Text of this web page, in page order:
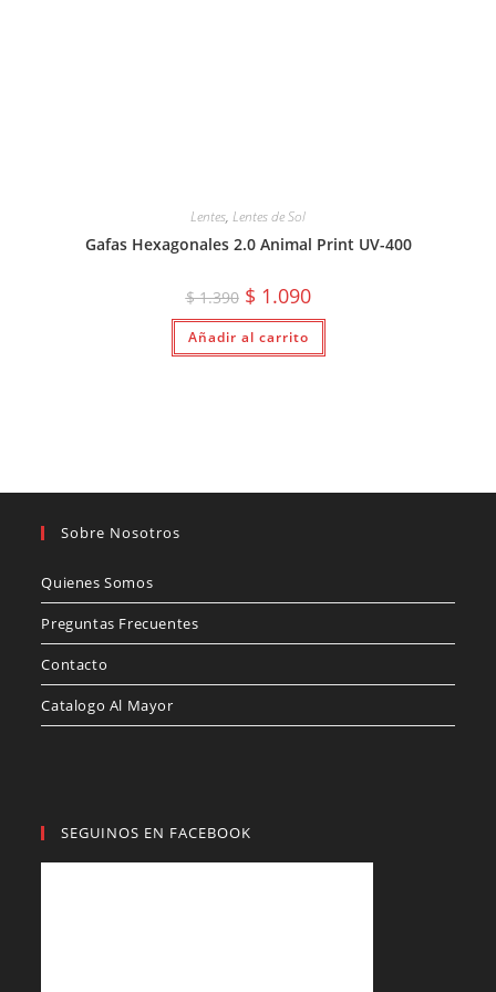
Lentes, Lentes de Sol
Gafas Hexagonales 2.0 Animal Print UV-400
$1.390 El
precio
original
era:
$ 1.390.
$ 1.090El
precio
actual
$ 1.090.
Añadir al carrito
Sobre Nosotros
Quienes Somos
Preguntas Frecuentes
Contacto
Catalogo Al Mayor
SEGUINOS EN FACEBOOK